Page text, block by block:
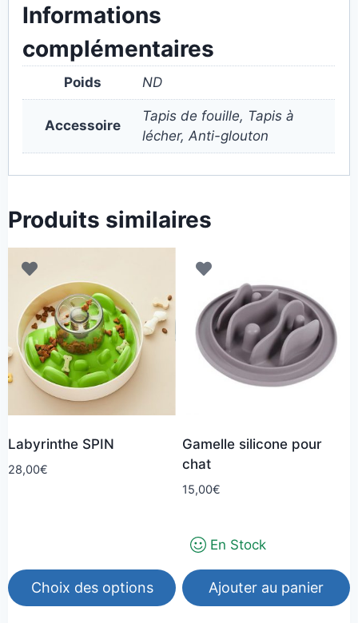
Informations
complémentaires
Poids ND
Accessoire
Tapis de fouille, Tapis à
lécher, Anti-glouton
Produits similaires
Labyrinthe SPIN
28,00€
Choix des options
Gamelle silicone pour
chat
15,00€
En Stock
Ajouter au panier